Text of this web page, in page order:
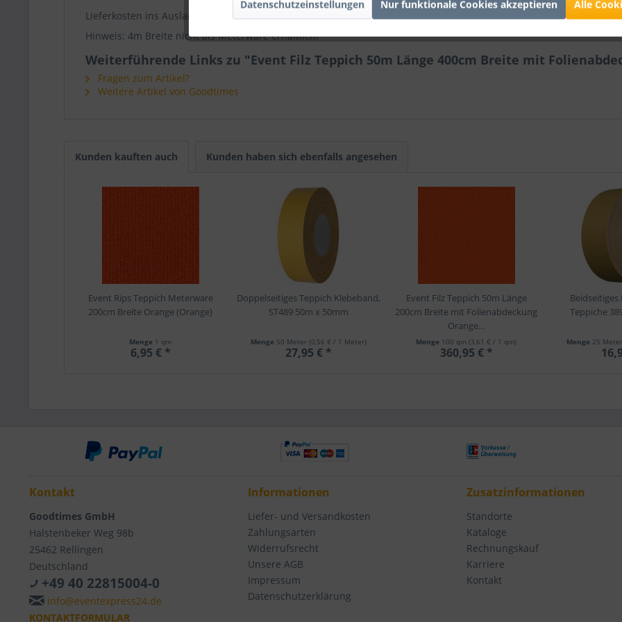
Lieferkosten ins Ausland bitte vor dem Kauf
per Email anfragen. Danke!
Hinweis: 4m Breite nicht als Meterware erhältlich!
Weiterführende Links zu "Event Filz Teppich 50m Länge 400cm Breite mit
Fragen zum Artikel?
Weitere Artikel von Goodtimes
Kunden kauften auch Kunden haben sich ebenfalls angesehen
Event Rips Teppich Meterware
200cm Breite Orange (Orange)
Menge 1 qm
6,95 € *
Doppelseitiges Teppich Klebeband,
ST489 50m x 50mm
Menge 50 Meter (0,56 € / 1 Meter)
27,95 € *
Event Filz Teppich 50m Länge
200cm Breite mit Folienabdeckung
Orange...
Menge 100 qm(3,61 € / 1 qm)
360,95 € *
Teppiche
Menge 25
Kontakt
Goodtimes GmbH
Halstenbeker Weg 98b
25462 Rellingen
Deutschland
+49 40 22815004-0
info@eventexpress24.de
KONTAKTFORMULAR
Informationen
Liefer- und Versandkosten
Zahlungsarten
Widerrufsrecht
Unsere AGB
Impressum
Datenschutzerklärung
Zusatzinformationen
Standorte
Kataloge
Rechnungskauf
Karriere
Kontakt
Datenschutzeinstellungen Nur funktionale Cookies akzeptieren Alle